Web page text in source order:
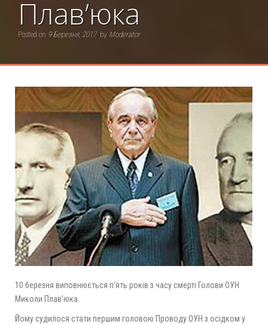
Плав’юка
Posted on 9 Березня, 2017 by Moderator
10 березня виповнюється п’ять років з часу смерті Голови ОУН
Миколи Плав’юка.
Йому судилося стати першим головою Проводу ОУН з осідком у